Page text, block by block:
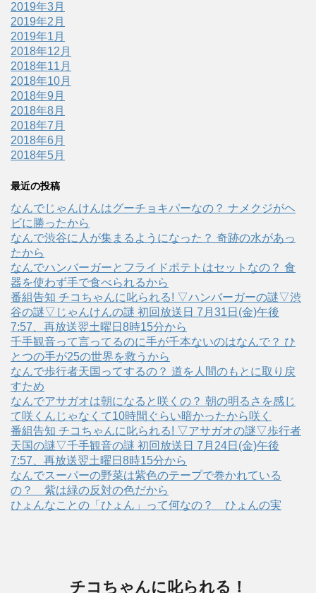
2019年3月
2019年2月
2019年1月
2018年12月
2018年11月
2018年10月
2018年9月
2018年8月
2018年7月
2018年6月
2018年5月
最近の投稿
なんでじゃんけんはグーチョキパーなの？ ナメクジがヘ
ビに勝ったから
なんで渋谷に人が集まるようになった？ 奇跡の水があっ
たから
なんでハンバーガーとフライドポテトはセットなの？ 食
器を使わず手で食べられるから
番組告知 チコちゃんに叱られる! ▽ハンバーガーの謎▽渋
谷の謎▽じゃんけんの謎 初回放送日 7月31日(金)午後
7:57、再放送翌土曜日8時15分から
千手観音って言ってるのに手が千本ないのはなんで？ ひ
とつの手が25の世界を救うから
なんで歩行者天国ってするの？ 道を人間のもとに取り戻
すため
なんでアサガオは朝になると咲くの？ 朝の明るさを感じ
て咲くんじゃなくて10時間ぐらい暗かったから咲く
番組告知 チコちゃんに叱られる! ▽アサガオの謎▽歩行者
天国の謎▽千手観音の謎 初回放送日 7月24日(金)午後
7:57、再放送翌土曜日8時15分から
なんでスーパーの野菜は紫色のテープで巻かれている
の？ 紫は緑の反対の色だから
ひょんなことの「ひょん」って何なの？ ひょんの実
チコちゃんに叱られる！